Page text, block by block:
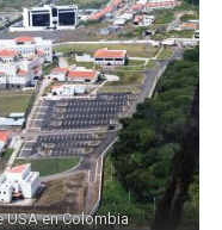
USA en Colombia